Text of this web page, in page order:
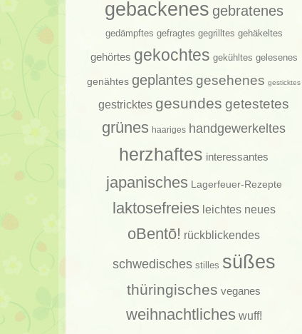
gebackenes gebratenes
gedämpftes gefragtes gegrilltes gehäkeltes
gehörtes gekochtes gekühltes gelesenes
genähtes geplantesgesehenes gesticktes
gestricktes gesundes getestetes
grünes haariges handgewerkeltes
herzhaftes interessantes
japanisches Lagerfeuer-Rezepte
laktosefreies leichtes neues
oBentō! rückblickendes
schwedisches stilles süßes
thüringisches veganes
weihnachtliches wuff!